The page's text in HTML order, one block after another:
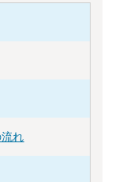
れ